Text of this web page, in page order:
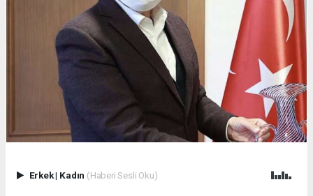
Erkek| Kadın (Haberi Sesli Oku)